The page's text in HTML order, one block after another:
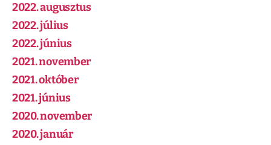
2022. augusztus
2022. július
2022. június
2021. november
2021. október
2021. június
2020. november
2020. január